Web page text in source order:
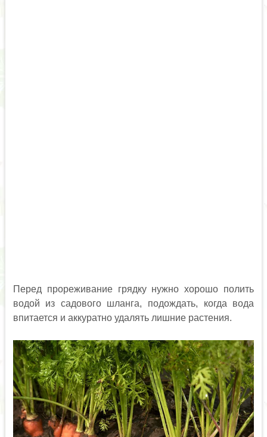
Перед прореживание грядку нужно хорошо полить
водой из садового шланга, подождать, когда вода
впитается и аккуратно удалять лишние растения.